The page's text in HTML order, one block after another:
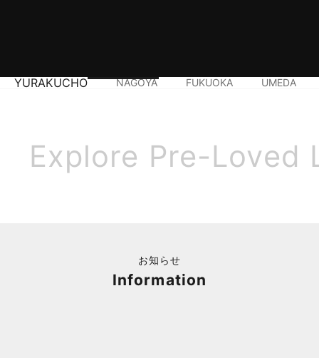
YURAKUCHO NAGOYA FUKUOKA UMEDA
Explore Pre-Loved
お知らせ
Information